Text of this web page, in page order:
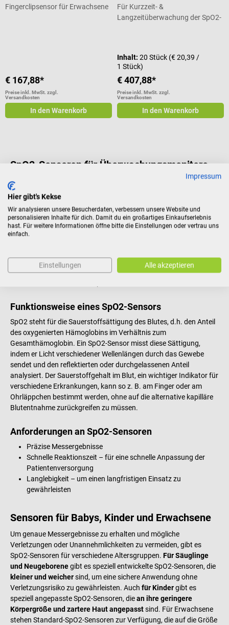
Fingerclipsensor für Erwachsene
€ 167,88*
Preise inkl. MwSt. zzgl.
Versandkosten
In den Warenkorb
Für Kurzzeit- &
Langzeitüberwachung der SpO2-
Inhalt:20 Stück (€ 20,39 /
1 Stück)
€ 407,88*
Preise inkl. MwSt. zzgl.
Versandkosten
In den Warenkorb
SpO2-Sensoren für Überwachungsmonitore
SpO2-Sensoren, Schlüsselkomponenten in Patientenmonitoren
Sauerstoffgehalts im Blut. Sie bieten wertvolle Informationen zur
Atemfunktion und können somit entscheidend für die
Patientenversorgung sein.
SpO2-Sensoren von namhaften Herstellern wie Mindray und
EDAN. Bei Bedarf gibt’s gleich auch den passenden
Funktionsweise eines SpO2-Sensors
SpO2 steht für die Sauerstoffsättigung des Blutes, d.h. den Anteil
des oxygenierten Hämoglobins im Verhältnis zum
Gesamthämoglobin. Ein SpO2-Sensor misst diese Sättigung,
indem er Licht verschiedener Wellenlängen durch das Gewebe
sendet und den reflektierten oder durchgelassenen Anteil
analysiert. Der Sauerstoffgehalt im Blut, ein wichtiger Indikator für
verschiedene Erkrankungen, kann so z. B. am Finger oder am
Ohrläppchen bestimmt werden, ohne auf die alternative kapilläre
Blutentnahme zurückgreifen zu müssen.
Anforderungen an SpO2-Sensoren
Präzise Messergebnisse
Schnelle Reaktionszeit – für eine schnelle Anpassung der
Patientenversorgung
Langlebigkeit – um einen langfristigen Einsatz zu
gewährleisten
Sensoren für Babys, Kinder und Erwachsene
Um genaue Messergebnisse zu erhalten und mögliche
Verletzungen oder Unannehmlichkeiten zu vermeiden, gibt es
SpO2-Sensoren für verschiedene Altersgruppen. Für Säuglinge
und Neugeborenegibt es speziell entwickelte SpO2-Sensoren, die
kleiner und weichersind, um eine sichere Anwendung ohne
Verletzungsrisiko zu gewährleisten. Auch für Kindergibt es
speziell angepasste SpO2-Sensoren, diean ihre geringere
Körpergröße und zartere Haut angepasstsind. Für Erwachsene
stehen Standard-SpO2-Sensoren zur Verfügung, die auf die Größe
Impressum
Hier gibt's Kekse
Wir analysieren unsere Besucherdaten, verbessern unsere Website und
personalisieren Inhalte für dich. Damit du ein großartiges Einkaufserlebnis
hast. Für weitere Informationen öffne bitte die Einstellungen oder vertrau uns
einfach.
Einstellungen Alle akzeptieren